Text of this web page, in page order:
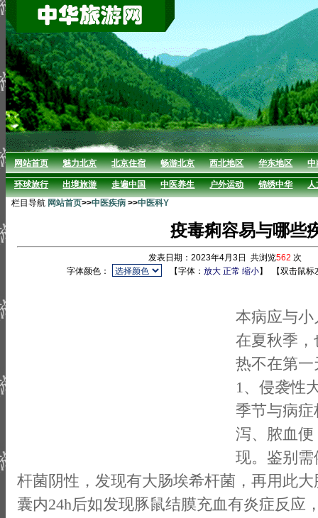
网站首页 魅力北京 北京住宿 畅游北京 西北地区 华东地区 中
环球旅行 出境旅游 走遍中国 中医养生 户外运动 锦绣中华
人
栏目导航 网站首页>>中医疾病 >>中医科Y
疫毒痢容易与哪些
发表日期：2023年4月3日 共浏览562 次
字体颜色：
【字体：放大 正常 缩小】 【双击鼠
本病应与
在夏秋季
热不在第
1、侵袭性
季节与病
泻、脓血
现。鉴别
杆菌阴性，发现有大肠埃希杆菌，再用此
囊内24h后如发现豚鼠结膜充血有炎症反应